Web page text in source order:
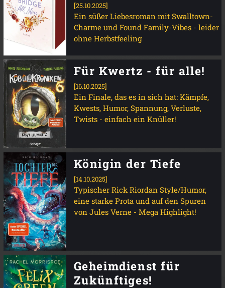
[25.10.2025]
Ein süßer Liebesroman mit Swalltown-
Charme und Found Family-Vibes - leider
ohne Herbstfeeling
Für Kwertz - für alle!
[16.10.2025]
Ein Finale, das es in sich hat: Kämpfe,
Kwests, Humor, Spannung, Verluste,
Twists - einfach ein Knüller!
Königin der Tiefe
[14.10.2025]
Typischer Rick Riordan Style/Humor,
eine starke Prota und auf den Spuren
von Jules Verne - Mega Highlight!
Geheimdienst für
Zukünftiges!